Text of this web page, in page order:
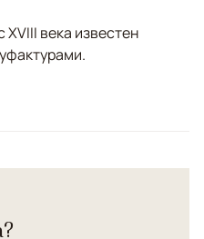
века известен
бежево-коричневой
шерсти и